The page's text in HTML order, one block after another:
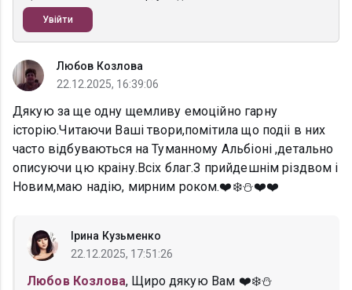
Увійти
Любов Козлова
22.12.2025, 16:39:06
Дякую за ще одну щемливу емоційно гарну
історію.Читаючи Ваші твори,помітила що подіі в них
часто відбуваються на Туманному Альбіоні ,детально
описуючи цю краіну.Всіх благ.З прийдешнім різдвом і
Новим,маю надію, мирним роком.❤️❄️⛄️❤️❤️
Ірина Кузьменко
22.12.2025, 17:51:26
Любов Козлова, Щиро дякую Вам ❤️❄️⛄️